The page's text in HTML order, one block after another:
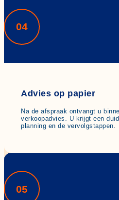
04
Advies op papier
Na de afspraak ontvangt u
verkoopadvies. U krijgt een
planning en de vervolgstappen.
05